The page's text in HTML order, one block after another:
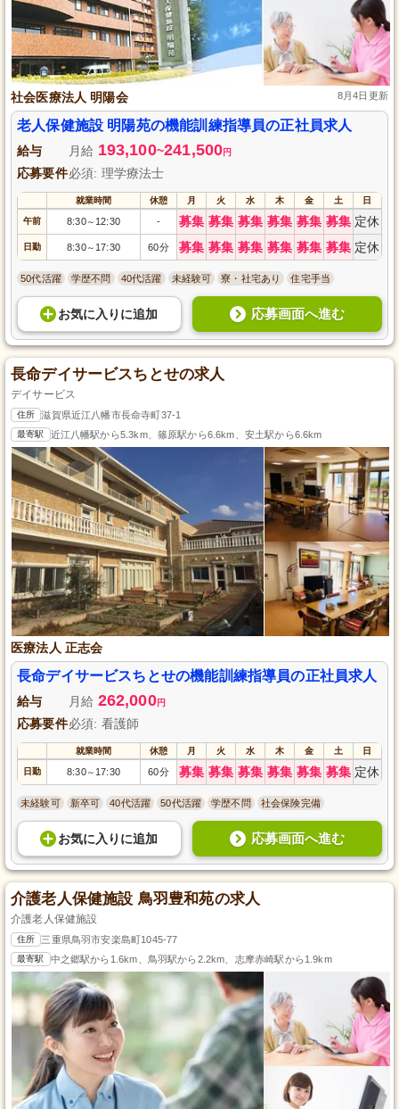
社会医療法人 明陽会 8月4日更新
老人保健施設 明陽苑の機能訓練指導員の正社員求人
給与 月給 193,100~241,500円
応募要件必須: 理学療法士
就業時間 休憩 月 火 水 木 金 土 日
午前 8:30～ 12:30 - 募集 募集 募集 募集 募集 募集 定休
日勤 8:30～ 17:30 60分 募集 募集 募集 募集 募集 募集 定休
50代活躍 学歴不問 40代活躍 未経験可 寮・社宅あり 住宅手当
お気に入り に追加 応募画面へ進む
長命デイサービスちとせの求人
デイサービス
住所 滋賀県近江八幡市長命寺町37-1
最寄駅 近江八幡駅から5.3km、篠原駅から6.6km、安土駅から6.6km
医療法人 正志会
長命デイサービスちとせの機能訓練指導員の正社員求人
給与 月給 262,000円
応募要件必須: 看護師
就業時間 休憩 月 火 水 木 金 土 日
日勤 8:30～ 17:30 60分 募集 募集 募集 募集 募集 募集 定休
未経験可 新卒可 40代活躍 50代活躍 学歴不問 社会保険完備
お気に入り に追加 応募画面へ進む
介護老人保健施設 鳥羽豊和苑の求人
介護老人保健施設
住所 三重県鳥羽市安楽島町1045-77
最寄駅 中之郷駅から1.6km、鳥羽駅から2.2km、志摩赤崎駅から1.9km